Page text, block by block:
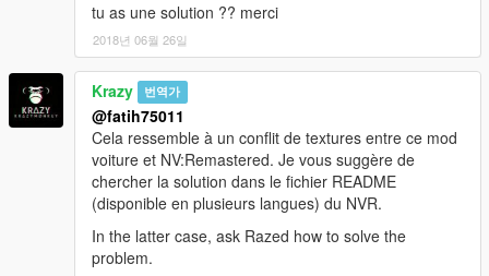
tu as une solution ?? merci
2018년 06월 26일
Krazy 번역가
@fatih75011
Cela ressemble à un conflit de textures entre ce mod
voiture et NV:Remastered. Je vous suggère de
chercher la solution dans le fichier README
(disponible en plusieurs langues) du NVR.
In the latter case, ask Razed how to solve the
problem.